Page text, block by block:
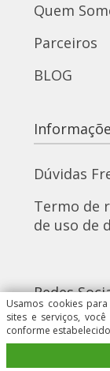
Usamos cookies
sites e serviços,
conforme
Quem
Parceiros
BLOG
Dúvidas
Termo de
de uso de
Redes